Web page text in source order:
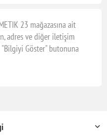
23 mağazasına ait
adres ve diğer iletişim
Göster" butonuna